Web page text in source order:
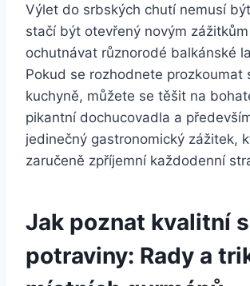
Výlet do srbských chutí nemusí
stačí být otevřený novým
ochutnávat různorodé balkánské
Pokud se rozhodnete prozkoumat
kuchyně, můžete se těšit na
pikantní dochucovadla a
jedinečný gastronomický zážitek,
zaručeně zpříjemní každodenní
Jak poznat kvalitní
potraviny: Rady a